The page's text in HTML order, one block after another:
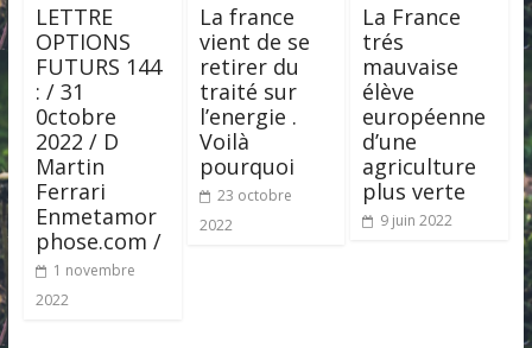
LETTRE
OPTIONS
FUTURS 144
: / 31
0ctobre
2022 / D
Martin
Ferrari
Enmetamor
phose.com /
1 novembre
2022
La france
vient de se
retirer du
traité sur
l’energie .
Voilà
pourquoi
23 octobre
2022
La France
trés
mauvaise
élève
européenne
d’une
agriculture
plus verte
9 juin 2022